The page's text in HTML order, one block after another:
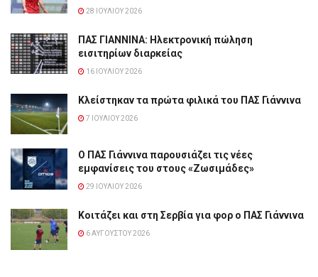
28 ΙΟΥΛΊΟΥ 2026
ΠΑΣ ΓΙΑΝΝΙΝΑ: Hλεκτρονική πώληση
εισιτηρίων διαρκείας
16 ΙΟΥΛΊΟΥ 2026
Κλείστηκαν τα πρώτα φιλικά του ΠΑΣ Γιάννινα
7 ΙΟΥΛΊΟΥ 2026
Ο ΠΑΣ Γιάννινα παρουσιάζει τις νέες
εμφανίσεις του στους «Ζωσιμάδες»
29 ΙΟΥΛΊΟΥ 2026
Κοιτάζει και στη Σερβία για φορ ο ΠΑΣ Γιάννινα
6 ΑΥΓΟΎΣΤΟΥ 2026